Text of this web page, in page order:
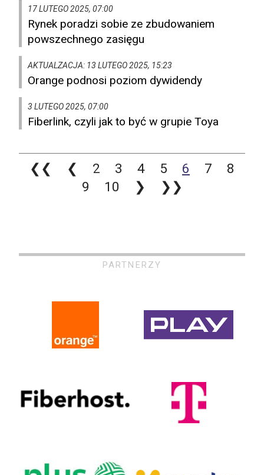
17 LUTEGO 2025, 07:00
Rynek poradzi sobie ze zbudowaniem
powszechnego zasięgu
AKTUALZACJA: 13 LUTEGO 2025, 15:23
Orange podnosi poziom dywidendy
3 LUTEGO 2025, 07:00
Fiberlink, czyli jak to być w grupie Toya
❮❮ ❮ 2 3 4 5 6 7
8
9
10 ❯ ❯❯
PARTNERZY